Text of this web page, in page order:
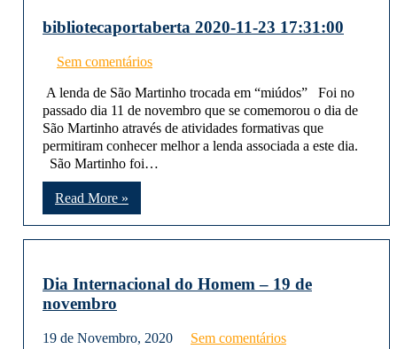
bibliotecaportaberta 2020-11-23 17:31:00
Sem comentários
A lenda de São Martinho trocada em “miúdos” Foi no
passado dia 11 de novembro que se comemorou o dia de
São Martinho através de atividades formativas que
permitiram conhecer melhor a lenda associada a este dia.
São Martinho foi…
Read More »
Dia Internacional do Homem – 19 de
novembro
19 de Novembro, 2020 Sem comentários